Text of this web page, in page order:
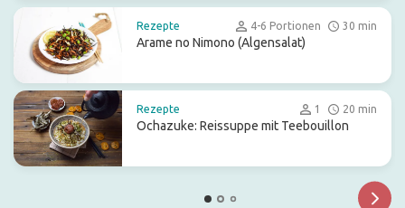
Rezepte 4-6 Portionen 30 min
Arame no Nimono (Algensalat)
Rezepte 1 20 min
Ochazuke: Reissuppe mit Teebouillon